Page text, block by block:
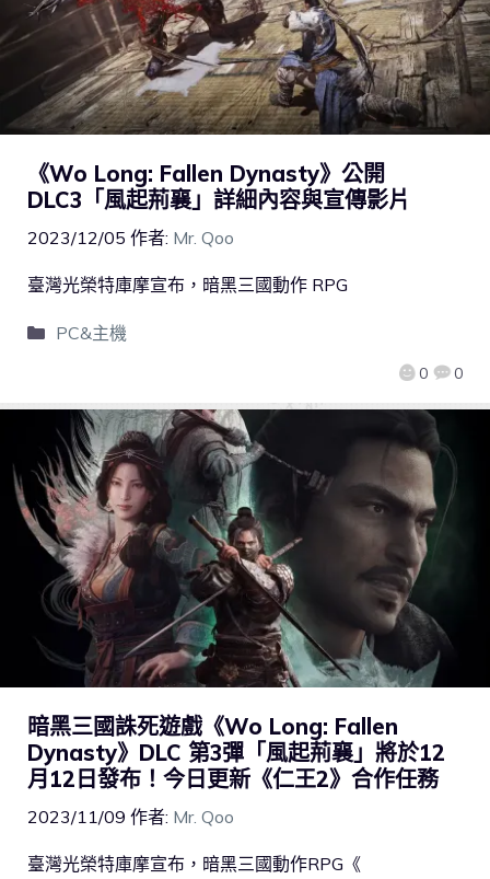
《Wo Long: Fallen Dynasty》公開
DLC3「風起荊襄」詳細內容與宣傳影片
2023/12/05 作者: Mr. Qoo
0 0
臺灣光榮特庫摩宣布，暗黑三國動作 RPG
PC&主機
暗黑三國誅死遊戲《Wo Long: Fallen
Dynasty》DLC 第3彈「風起荊襄」將於12
月12日發布！今日更新《仁王2》合作任務
2023/11/09 作者: Mr. Qoo
臺灣光榮特庫摩宣布，暗黑三國動作RPG《